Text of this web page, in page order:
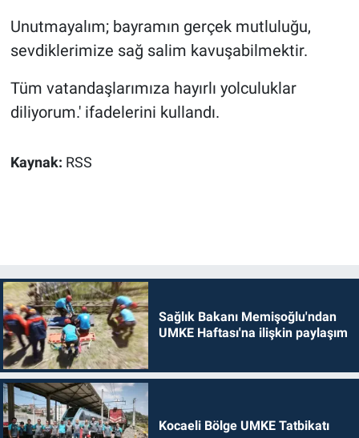
Unutmayalım; bayramın gerçek mutluluğu,
sevdiklerimize sağ salim kavuşabilmektir.
Tüm vatandaşlarımıza hayırlı yolculuklar
diliyorum.' ifadelerini kullandı.
Kaynak: RSS
Sağlık Bakanı Memişoğlu'ndan
UMKE Haftası'na ilişkin paylaşım
Kocaeli Bölge UMKE Tatbikatı